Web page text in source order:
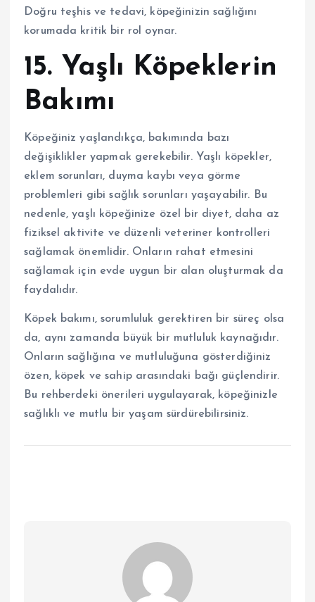
Doğru teşhis ve tedavi, köpeğinizin sağlığını
korumada kritik bir rol oynar.
15. Yaşlı Köpeklerin
Bakımı
Köpeğiniz yaşlandıkça, bakımında bazı
değişiklikler yapmak gerekebilir. Yaşlı köpekler,
eklem sorunları, duyma kaybı veya görme
problemleri gibi sağlık sorunları yaşayabilir. Bu
nedenle, yaşlı köpeğinize özel bir diyet, daha az
fiziksel aktivite ve düzenli veteriner kontrolleri
sağlamak önemlidir. Onların rahat etmesini
sağlamak için evde uygun bir alan oluşturmak da
faydalıdır.
Köpek bakımı, sorumluluk gerektiren bir süreç olsa
da, aynı zamanda büyük bir mutluluk kaynağıdır.
Onların sağlığına ve mutluluğuna gösterdiğiniz
özen, köpek ve sahip arasındaki bağı güçlendirir.
Bu rehberdeki önerileri uygulayarak, köpeğinizle
sağlıklı ve mutlu bir yaşam sürdürebilirsiniz.